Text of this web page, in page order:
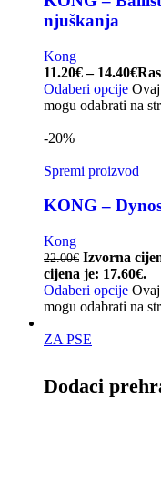
njuškanja
Kong
11.20€ – 14.40€
Odaberi opcije
mogu odabrati na
-20%
Spremi proizvod
KONG –
Kong
22.00€ Izvorna
cijena je: 17.60€.
Odaberi opcije
mogu odabrati na
ZA PSE
Dodaci